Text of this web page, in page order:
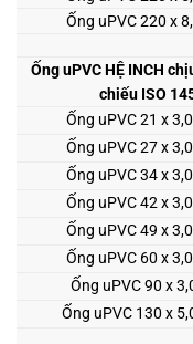
Ống uPVC 220 x
Ống uPVC HỆ INCH
chiếu ISO
Ống uPVC 21 x
Ống uPVC 27 x
Ống uPVC 34 x
Ống uPVC 42 x
Ống uPVC 49 x
Ống uPVC 60 x
Ống uPVC 90 x
Ống uPVC 130 x